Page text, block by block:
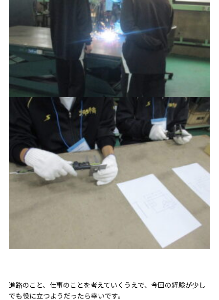
進路のこと、仕事のことを考えていくうえで、今回の経験が少し
でも役に立つようだったら幸いです。